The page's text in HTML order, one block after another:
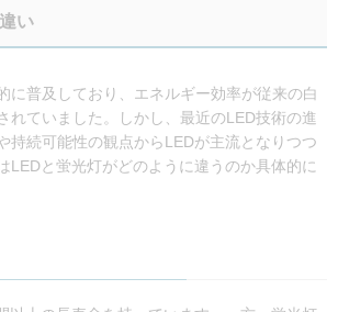
い
に普及しており、エネルギー効率が従来の白
れていました。しかし、最近のLED技術の進
持続可能性の観点からLEDが主流となりつつ
LEDと蛍光灯がどのように違うのか具体的に